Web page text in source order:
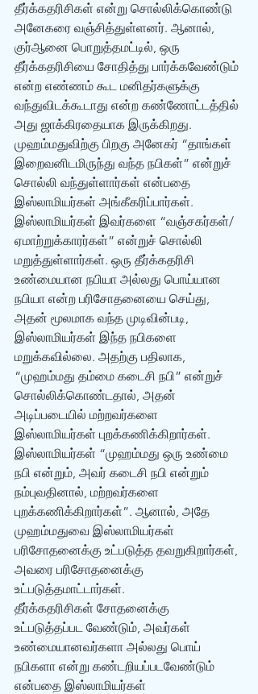
தீர்க்கதரிசிகள் என்று சொல்லிக்கொண்டு
அனேகரை வஞ்சித்துள்ளனர். ஆனால்,
குர்‍ஆனை பொறுத்தமட்டில், ஒரு
தீர்க்கதரிசியை சோதித்து பார்க்கவேண்டும்
என்ற எண்ணம் கூட மனிதர்களுக்கு
வந்துவிடக்கூடாது என்ற கண்ணோட்டத்தில்
அது ஜாக்கிரதையாக இருக்கிறது.
முஹம்மதுவிற்கு பிறகு அனேகர் “தாங்கள்
இறைவனிடமிருந்து வந்த நபிகள்” என்றுச்
சொல்லி வந்துள்ளார்கள் என்பதை
இஸ்லாமியர்கள் அங்கீகரிப்பார்கள்.
இஸ்லாமியர்கள் இவர்களை “வஞ்சகர்கள்/
ஏமாற்றுக்காரர்கள்” என்றுச் சொல்லி
மறுத்துள்ளார்கள். ஒரு தீர்க்கதரிசி
உண்மையான நபியா அல்லது பொய்யான
நபியா என்ற பரிசோதனையை செய்து,
அதன் மூலமாக வந்த முடிவின்படி,
இஸ்லாமியர்கள் இந்த நபிகளை
மறுக்கவில்லை. அதற்கு பதிலாக,
“முஹம்மது தம்மை கடைசி நபி” என்றுச்
சொல்லிக்கொண்டதால், அதன்
அடிப்படையில் மற்றவர்களை
இஸ்லாமியர்கள் புறக்கணிக்கிறார்கள்.
இஸ்லாமியர்கள் “முஹம்மது ஒரு உண்மை
நபி என்றும், அவர் கடைசி நபி என்றும்
நம்புவதினால், மற்றவர்களை
புறக்கணிக்கிறார்கள்”. ஆனால், அதே
முஹம்மதுவை இஸ்லாமியர்கள்
பரிசோதனைக்கு உட்படுத்த தவறுகிறார்கள்,
அவரை பரிசோதனைக்கு
உட்படுத்தமாட்டார்கள்.
தீர்க்கதரிசிகள் சோதனைக்கு
உட்படுத்தப்பட வேண்டும், அவர்கள்
உண்மையானவர்களா அல்லது பொய்
நபிகளா என்று கண்டறியப்படவேண்டும்
என்பதை இஸ்லாமியர்கள்